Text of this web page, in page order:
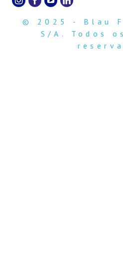
© 2025 - Blau
S/A. Todos